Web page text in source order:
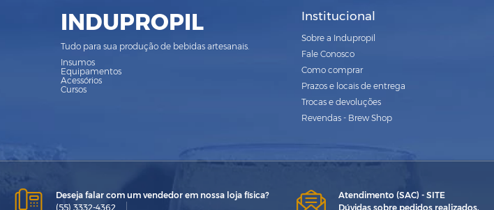
INDUPROPIL
Tudo para sua produção de bebidas artesanais.
Insumos
Equipamentos
Acessórios
Cursos
Institucional
Sobre a Indupropil
Fale Conosco
Como comprar
Prazos e locais de entrega
Trocas e devoluções
Revendas - Brew Shop
Deseja falar com um vendedor em nossa loja física?
(55) 3332-4362
Atendimento (SAC) - SITE
Dúvidas sobre pedidos realizados,